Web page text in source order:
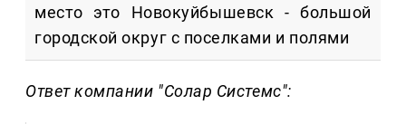
место это Новокуйбышевск - большой
городской округ с поселками и полями
Ответ компании "Солар Системс":